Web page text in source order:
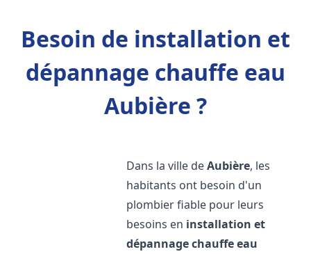
Besoin de installation et
dépannage chauffe eau
Aubière ?
Dans la ville deAubière, les
habitants ont besoin d'un
plombier fiable pour leurs
besoins en installation et
dépannage chauffe eau